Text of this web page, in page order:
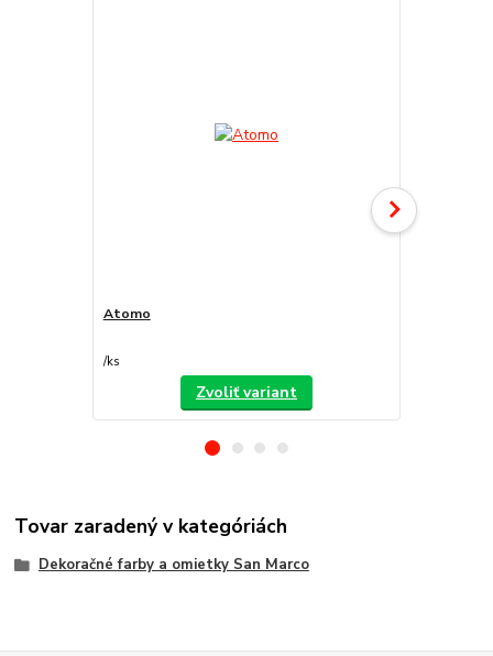
Atomo
/ks
Zvoliť variant
Tovar zaradený v kategóriách
Dekoračné farby a omietky San Marco